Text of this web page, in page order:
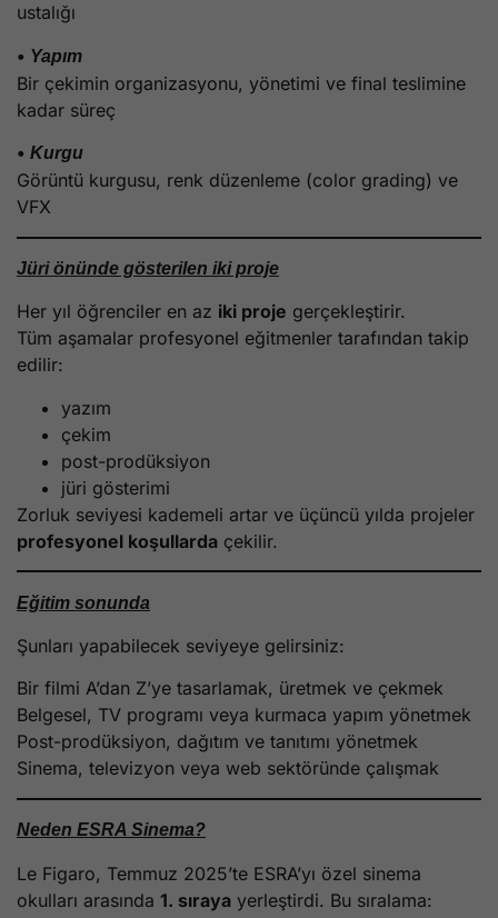
ustalığı
• Yapım
Bir çekimin organizasyonu, yönetimi ve final teslimine
kadar süreç
• Kurgu
Görüntü kurgusu, renk düzenleme (color grading) ve
VFX
Jüri önünde gösterilen iki proje
Her yıl öğrenciler en az iki proje gerçekleştirir.
Tüm aşamalar profesyonel eğitmenler tarafından takip
edilir:
yazım
çekim
post-prodüksiyon
jüri gösterimi
Zorluk seviyesi kademeli artar ve üçüncü yılda projeler
profesyonel koşullarda çekilir.
Eğitim sonunda
Şunları yapabilecek seviyeye gelirsiniz:
Bir filmi A’dan Z’ye tasarlamak, üretmek ve çekmek
Belgesel, TV programı veya kurmaca yapım yönetmek
Post-prodüksiyon, dağıtım ve tanıtımı yönetmek
Sinema, televizyon veya web sektöründe çalışmak
Neden ESRA Sinema?
Le Figaro, Temmuz 2025’te ESRA’yı özel sinema
okulları arasında 1. sıraya yerleştirdi. Bu sıralama: